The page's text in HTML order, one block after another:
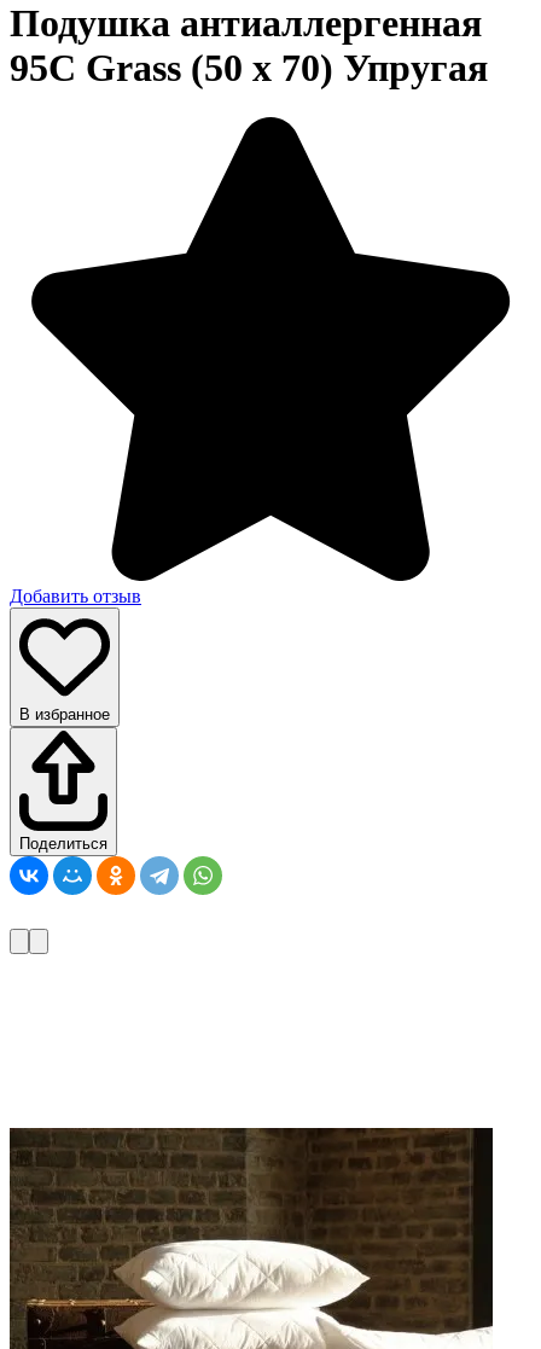
Подушка антиаллергенная
95С Grass (50 x 70) Упругая
Добавить отзыв
В избранное
Поделиться